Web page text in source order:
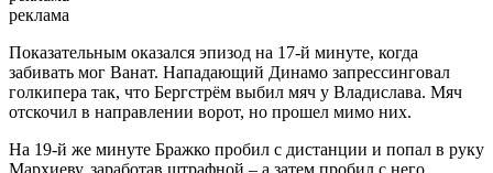
реклама
Показательным оказался эпизод на 17-й минуте, когда
забивать мог Ванат. Нападающий Динамо запрессинговал
голкипера так, что Бергстрём выбил мяч у Владислава. Мяч
отскочил в направлении ворот, но прошел мимо них.
На 19-й же минуте Бражко пробил с дистанции и попал в руку